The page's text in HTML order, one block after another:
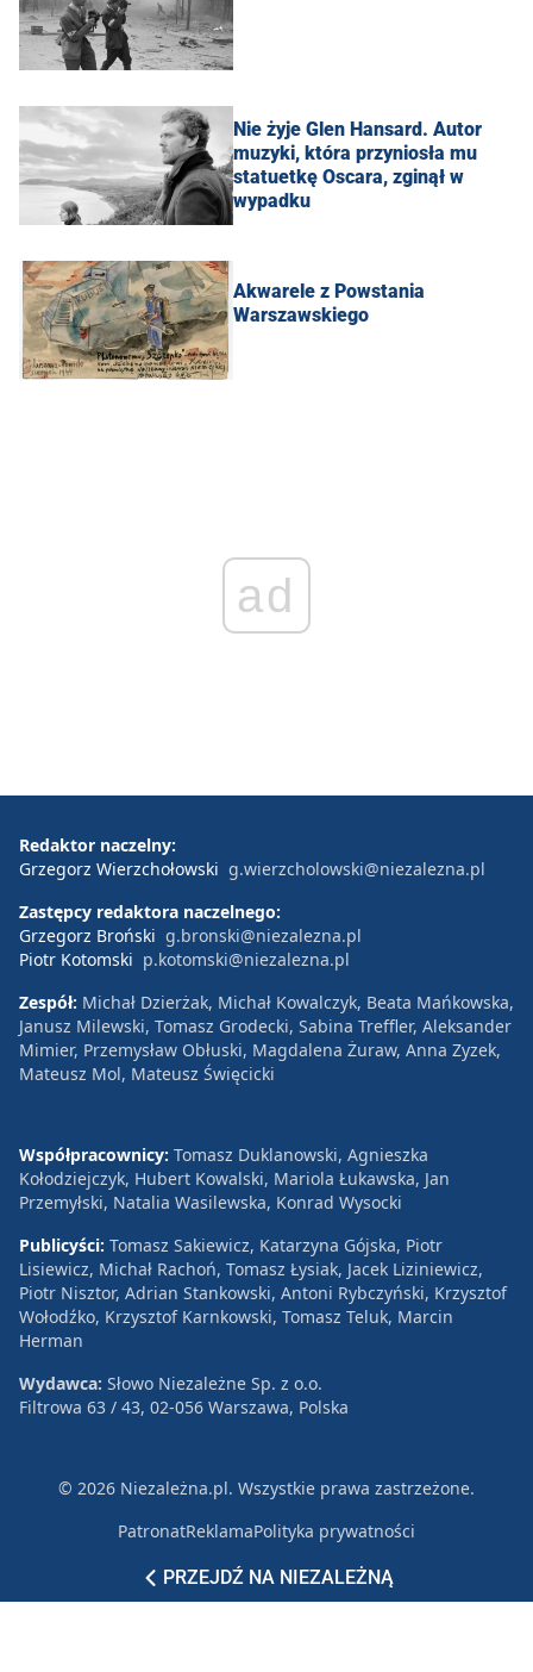
Nie żyje Glen Hansard. Autor
muzyki, która przyniosła mu
statuetkę Oscara, zginął w
wypadku
Akwarele z Powstania
Warszawskiego
ad
PRZEJDŹ NA NIEZALEŻNĄ
Redaktor naczelny:
Grzegorz Wierzchołowski g.wierzcholowski@niezalezna.pl
Zastępcy redaktora naczelnego:
Grzegorz Broński g.bronski@niezalezna.pl
Piotr Kotomski p.kotomski@niezalezna.pl
Zespół: Michał Dzierżak, Michał Kowalczyk, Beata Mańkowska,
Janusz Milewski, Tomasz Grodecki, Sabina Treffler, Aleksander
Mimier, Przemysław Obłuski, Magdalena Żuraw, Anna Zyzek,
Mateusz Mol, Mateusz Święcicki
Współpracownicy: Tomasz Duklanowski, Agnieszka
Kołodziejczyk, Hubert Kowalski, Mariola Łukawska, Jan
Przemyłski, Natalia Wasilewska, Konrad Wysocki
Publicyści: Tomasz Sakiewicz, Katarzyna Gójska, Piotr
Lisiewicz, Michał Rachoń, Tomasz Łysiak, Jacek Liziniewicz,
Piotr Nisztor, Adrian Stankowski, Antoni Rybczyński, Krzysztof
Wołodźko, Krzysztof Karnkowski, Tomasz Teluk, Marcin
Herman
Wydawca: Słowo Niezależne Sp. z o.o.
Filtrowa 63 / 43, 02-056 Warszawa, Polska
© 2026 Niezależna.pl. Wszystkie prawa zastrzeżone.
PatronatReklamaPolityka prywatności